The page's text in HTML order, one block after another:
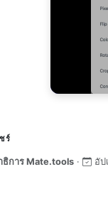
ร์
การ Mate.tools · อัป